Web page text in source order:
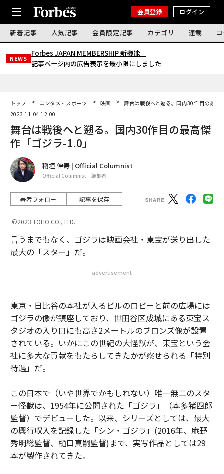
会員登録 ログイン
新着記事 人気記事 会員限定記事 カテゴリ 連載
NEWS
Forbes JAPAN MEMBERSHIP 新機能｜
記事ページ内の広告表示を最小限にしました
トップ エンタメ・スポーツ 映画
舞台は戦後へと遡る。国内30作目の最高
2023.11.04 12:00
舞台は戦後へと遡る。国内30作目の最高傑
作「ゴジラ-1.0」
稲垣 伸寿 | Official Columnist
Official Columnist 編集者
著者フォロー 記事を保存
©2023 TOHO CO., LTD.
言うまでもなく、ゴジラは映画会社・東宝が送り出した
最大の「スター」だ。
advertisement
東京・日比谷の本社が入るビルのロビーと前の広場には
ゴジラの像が鎮座しており、世田谷区成城にある東宝ス
タジオの入り口にも高さ2メートルのブロンズ像が設置
されている。いかにこの世紀の大怪獣が、東宝という会
社に多大な貢献をもたらしてきたかが察せられる「特別
待遇」だ。
この日本で（いや世界でかもしれない）唯一無二のスタ
ー怪獣は、1954年に公開された「ゴジラ」（本多猪四郎
監督）でデビューした。以来、シリーズとしては、最大
の興行収入を記録した「シン・ゴジラ」(2016年、庵野
秀明総監督、樋口真嗣監督)まで、実写作品としては29
本が製作されてきた。